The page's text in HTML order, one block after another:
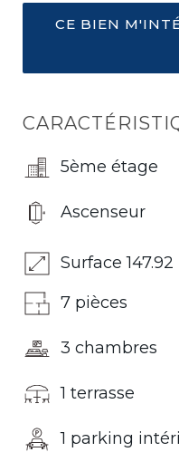
CE BIEN
5ème étage
Ascenseur
Surface 147.92
7 pièces
3 chambres
1 terrasse
1 parking